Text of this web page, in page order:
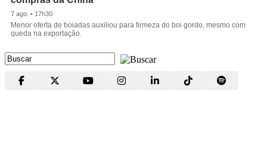
7 ago. • 17h30
Menor oferta de boiadas auxiliou para firmeza do boi gordo, mesmo com
queda na exportação.